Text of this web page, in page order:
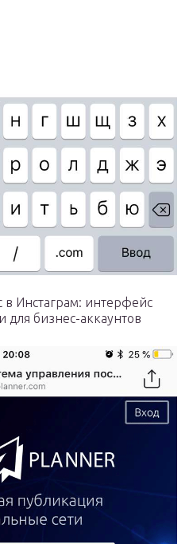
в Инстаграм: интерфейс
для бизнес-аккаунтов